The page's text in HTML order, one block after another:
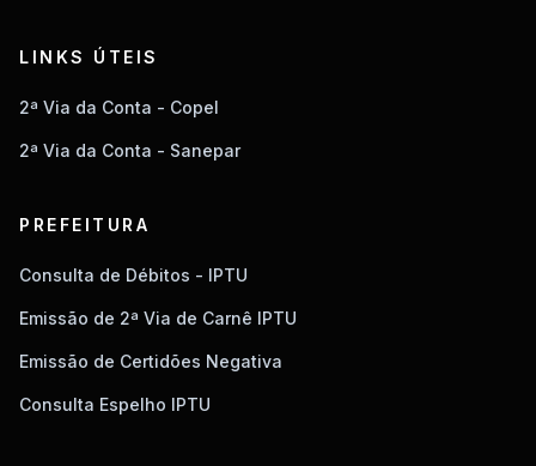
LINKS ÚTEIS
2ª Via da Conta - Copel
2ª Via da Conta - Sanepar
PREFEITURA
Consulta de Débitos - IPTU
Emissão de 2ª Via de Carnê IPTU
Emissão de Certidões Negativa
Consulta Espelho IPTU